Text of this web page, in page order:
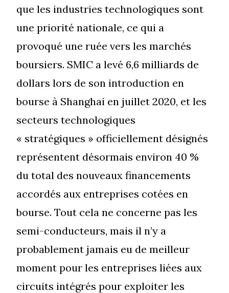
que les industries technologiques sont
une priorité nationale, ce qui a
provoqué une ruée vers les marchés
boursiers. SMIC a levé 6,6 milliards de
dollars lors de son introduction en
bourse à Shanghai en juillet 2020, et les
secteurs technologiques
« stratégiques » officiellement désignés
représentent désormais environ 40 %
du total des nouveaux financements
accordés aux entreprises cotées en
bourse. Tout cela ne concerne pas les
semi-conducteurs, mais il n’y a
probablement jamais eu de meilleur
moment pour les entreprises liées aux
circuits intégrés pour exploiter les